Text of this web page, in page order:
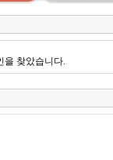
을 찾았습니다.